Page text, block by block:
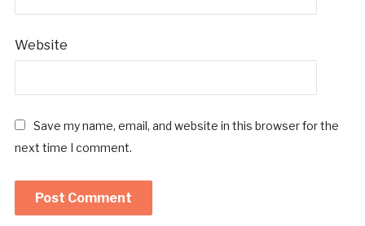
Website
Save my name, email, and website in this browser for the
next time I comment.